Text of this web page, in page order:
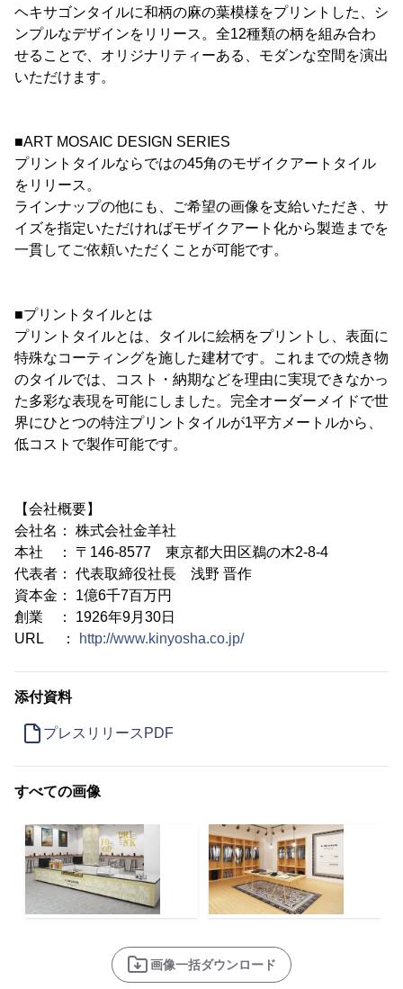
ヘキサゴンタイルに和柄の麻の葉模様をプリントした、シ
ンプルなデザインをリリース。全12種類の柄を組み合わ
せることで、オリジナリティーある、モダンな空間を演出
いただけます。
■ART MOSAIC DESIGN SERIES
プリントタイルならではの45角のモザイクアートタイル
をリリース。
ラインナップの他にも、ご希望の画像を支給いただき、サ
イズを指定いただければモザイクアート化から製造までを
一貫してご依頼いただくことが可能です。
■プリントタイルとは
プリントタイルとは、タイルに絵柄をプリントし、表面に
特殊なコーティングを施した建材です。これまでの焼き物
のタイルでは、コスト・納期などを理由に実現できなかっ
た多彩な表現を可能にしました。完全オーダーメイドで世
界にひとつの特注プリントタイルが1平方メートルから、
低コストで製作可能です。
【会社概要】
会社名： 株式会社金羊社
本社 ： 〒146-8577 東京都大田区鵜の木2-8-4
代表者： 代表取締役社長 浅野 晋作
資本金： 1億6千7百万円
創業 ： 1926年9月30日
URL ：
http://www.kinyosha.co.jp/
添付資料
プレスリリースPDF
すべての画像
画像一括ダウンロード